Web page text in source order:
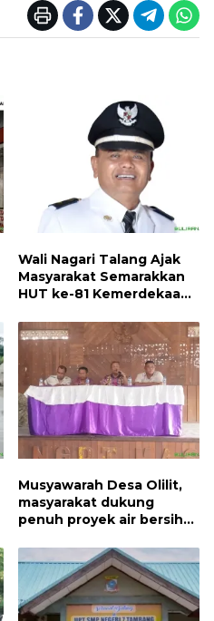
Wali Nagari Talang Ajak
Masyarakat Semarakkan
HUT ke-81 Kemerdekaan
Bendera Merah Putih
Musyawarah Desa Olilit,
masyarakat dukung
penuh proyek air bersih